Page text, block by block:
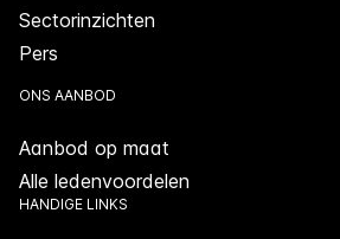
Sectorinzichten
Pers
ONS AANBOD
Aanbod op maat
Alle ledenvoordelen
HANDIGE LINKS